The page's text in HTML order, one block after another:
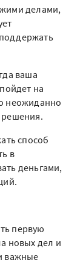
делами,
ваша
на
неожиданно
решения.
способ
в
деньгами,
первую
новых дел и
важные